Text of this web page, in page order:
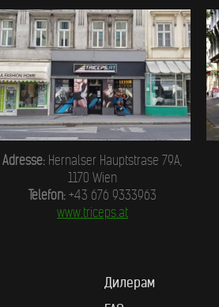
Adresse: Hernalser Hauptstrase 79A,
1170 Wien
Telefon:+43 676 9333963
www.triceps.at
Дилерам